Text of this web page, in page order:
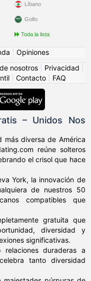
Líbano
Golfo
Toda la lista
Opiniones
nosotros Privacidad
Contacto FAQ
– Unidos Nos
más diversa de América
reúne solteros
el crisol que hace
York, la innovación de
de nuestros 50
compatibles que
gratuita que
diversidad y
significativas.
relaciones duraderas a
tanto diversidad